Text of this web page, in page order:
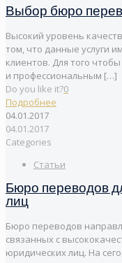
Выбор бюро
Высокий уровень
том, что данные услуги
клиентов. Для того
и профессиональным […]
Do you like it?0
Подробнее
04.01.2017
04.01.2017
Categories
Статьи
Бюро переводов
лиц
Бюро переводов
связанных с
юридических лиц. На